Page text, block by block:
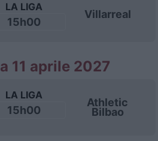
LA LIGA
15h00
Villarreal
11 aprile 2027
LA LIGA
15h00
Athletic
Bilbao